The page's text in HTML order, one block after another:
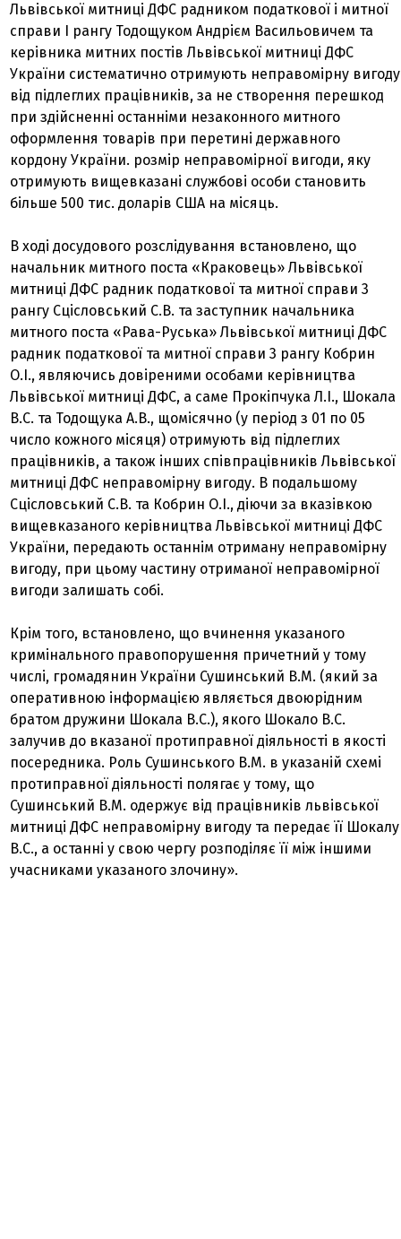
Львівської митниці ДФС радником податкової і митної
справи І рангу Тодощуком Андрієм Васильовичем та
керівника митних постів Львівської митниці ДФС
України систематично отримують неправомірну вигоду
від підлеглих працівників, за не створення перешкод
при здійсненні останніми незаконного митного
оформлення товарів при перетині державного
кордону України. розмір неправомірної вигоди, яку
отримують вищевказані службові особи становить
більше 500 тис. доларів США на місяць.
В ході досудового розслідування встановлено, що
начальник митного поста «Краковець» Львівської
митниці ДФС радник податкової та митної справи 3
рангу Сцісловський С.В. та заступник начальника
митного поста «Рава-Руська» Львівської митниці ДФС
радник податкової та митної справи 3 рангу Кобрин
О.І., являючись довіреними особами керівництва
Львівської митниці ДФС, а саме Прокіпчука Л.І., Шокала
В.С. та Тодощука А.В., щомісячно (у період з 01 по 05
число кожного місяця) отримують від підлеглих
працівників, а також інших співпрацівників Львівської
митниці ДФС неправомірну вигоду. В подальшому
Сцісловський С.В. та Кобрин О.І., діючи за вказівкою
вищевказаного керівництва Львівської митниці ДФС
України, передають останнім отриману неправомірну
вигоду, при цьому частину отриманої неправомірної
вигоди залишать собі.
Крім того, встановлено, що вчинення указаного
кримінального правопорушення причетний у тому
числі, громадянин України Сушинський В.М. (який за
оперативною інформацією являється двоюрідним
братом дружини Шокала В.С.), якого Шокало В.С.
залучив до вказаної протиправної діяльності в якості
посередника. Роль Сушинського В.М. в указаній схемі
протиправної діяльності полягає у тому, що
Сушинський В.М. одержує від працівників львівської
митниці ДФС неправомірну вигоду та передає її Шокалу
В.С., а останні у свою чергу розподіляє її між іншими
учасниками указаного злочину».